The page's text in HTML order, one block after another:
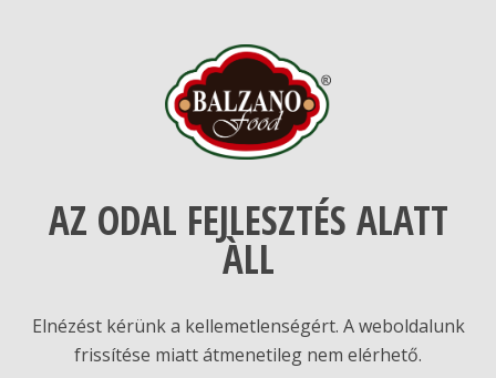
AZ ODAL FEJLESZTÉS ALATT
ÀLL
Elnézést kérünk a kellemetlenségért. A weboldalunk
frissítése miatt átmenetileg nem elérhető.